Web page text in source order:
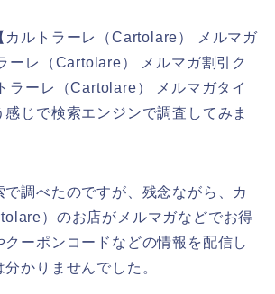
カルトラーレ（Cartolare） メルマガ
ーレ（Cartolare） メルマガ割引ク
ラーレ（Cartolare） メルマガタイ
感じで検索エンジンで調査してみま
で調べたのですが、残念ながら、カ
）のお店がメルマガなどでお得
クーポンコードなどの情報を配信し
かりませんでした。